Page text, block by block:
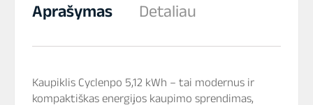
Aprašymas Detaliau
Kaupiklis Cyclenpo 5,12 kWh – tai modernus ir
kompaktiškas energijos kaupimo sprendimas,